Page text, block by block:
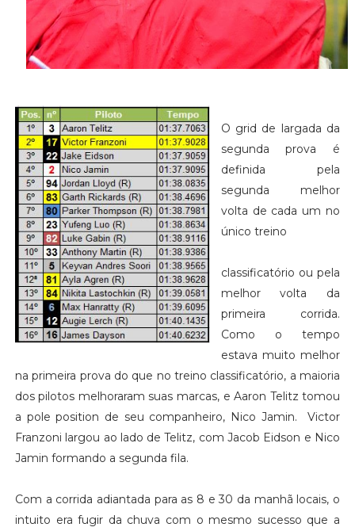
O grid de largada da
segunda prova é
definida pela
segunda melhor
volta de cada um no
único treino
classificatório ou pela
melhor volta da
primeira corrida.
Como o tempo
estava muito melhor
na primeira prova do que no treino classificatório, a maioria
dos pilotos melhoraram suas marcas, e Aaron Telitz tomou
a pole position de seu companheiro, Nico Jamin. Victor
Franzoni largou ao lado de Telitz, com Jacob Eidson e Nico
Jamin formando a segunda fila.
Com a corrida adiantada para as 8 e 30 da manhã locais, o
intuito era fugir da chuva com o mesmo sucesso que a